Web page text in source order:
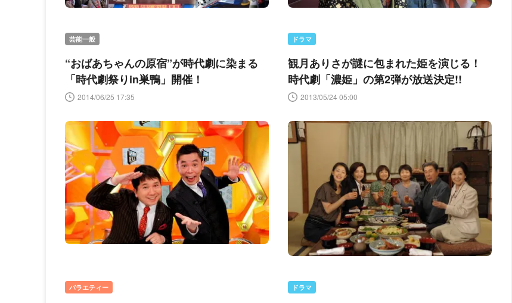
芸能一般
“おばあちゃんの原宿”が時代劇に染まる
「時代劇祭りin巣鴨」開催！
2014/06/25 17:35
ドラマ
観月ありさが謎に包まれた姫を演じる！
時代劇「濃姫」の第2弾が放送決定!!
2013/05/24 05:00
バラエティー ドラマ